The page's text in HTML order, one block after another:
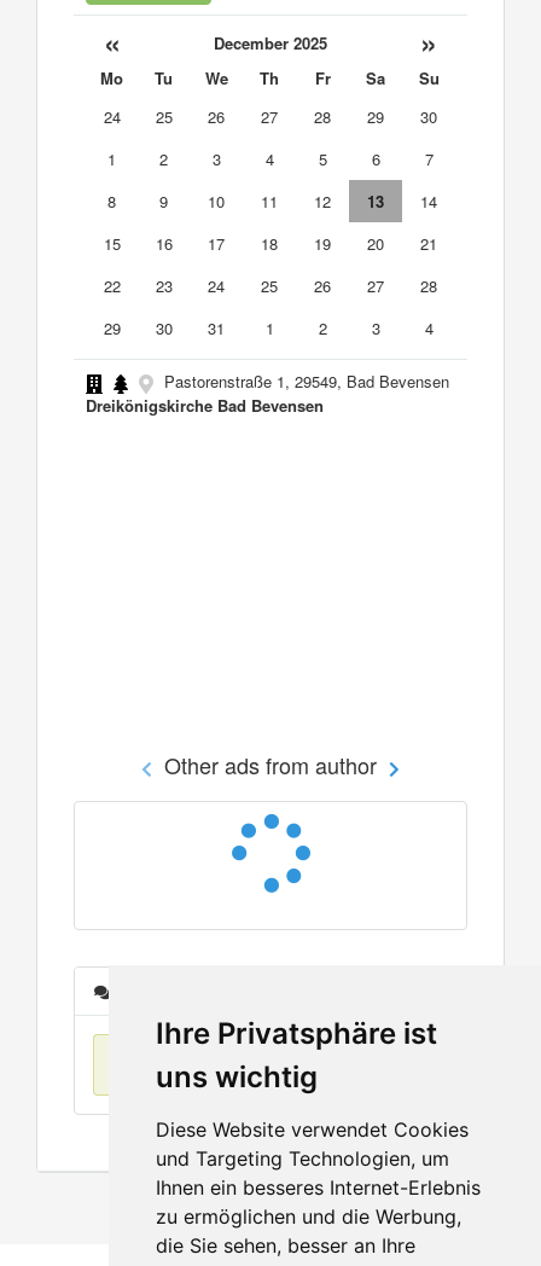
Ihre Privatsphäre ist
uns wichtig
Diese Website verwendet Cookies
und Targeting Technologien, um
Ihnen ein besseres Internet-Erlebnis
zu ermöglichen und die Werbung,
die Sie sehen, besser an Ihre
« December 2025 »
Mo Tu We Th Fr Sa
Su
24
25 26 27 28 29
30
1
2 3 4 5 6
7
8
9 10 11 12 13
14
15
16 17 18 19 20
21
22
23 24 25 26 27
28
29
30 31 1 2 3 4
Pastorenstraße 1, 29549, Bad Bevensen
Dreikönigskirche Bad Bevensen
Other ads from author
No items found